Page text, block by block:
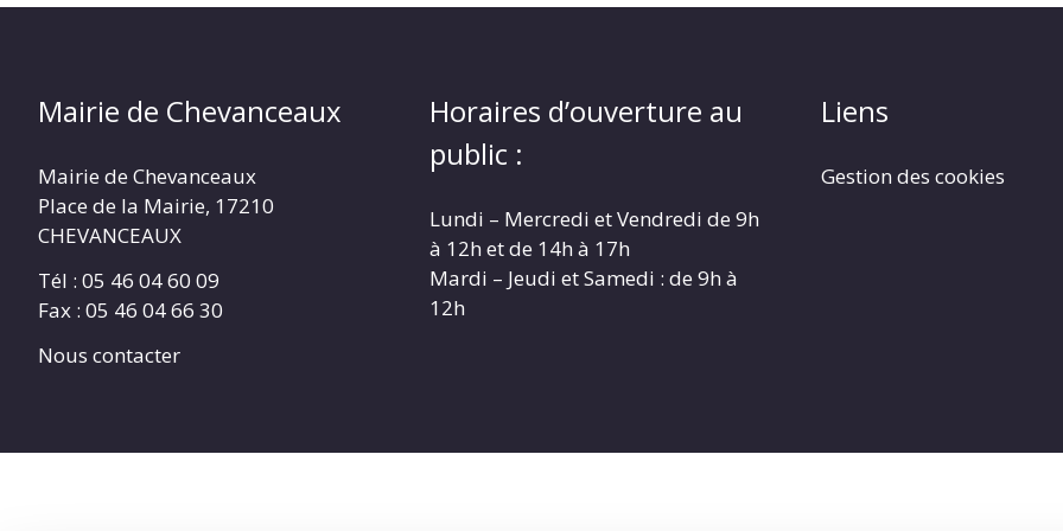
Mairie de Chevanceaux
Mairie de Chevanceaux
Place de la Mairie, 17210
CHEVANCEAUX
Tél : 05 46 04 60 09
Fax : 05 46 04 66 30
Nous contacter
Horaires d’ouverture au
public :
Lundi – Mercredi et Vendredi de 9h
à 12h et de 14h à 17h
Mardi – Jeudi et Samedi : de 9h à
12h
Liens
Gestion des cookies